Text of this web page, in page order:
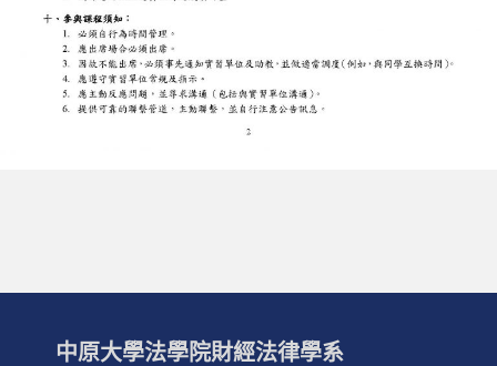
中原大學法學院財經法律學系